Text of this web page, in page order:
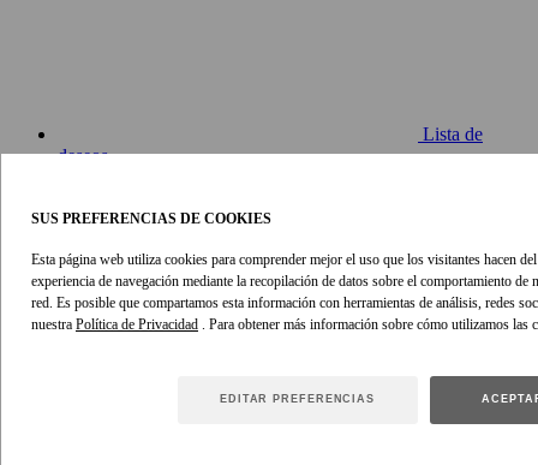
SUS PREFERENCIAS DE COOKIES
Esta página web utiliza cookies para comprender mejor el uso que los visitantes hacen
experiencia de navegación mediante la recopilación de datos sobre el comportamiento
red. Es posible que compartamos esta información con herramientas de análisis, redes
nuestra Política de Privacidad . Para obtener más información sobre cómo utilizamos las
EDITAR PREFERENCIAS
Lista de
deseos